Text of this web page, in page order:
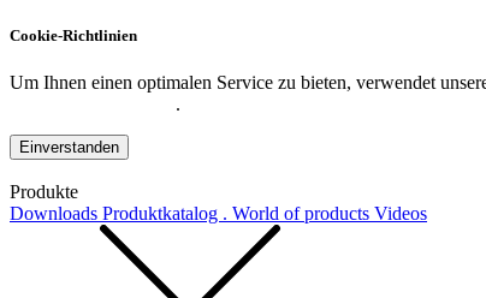
Cookie-Richtlinien
Um Ihnen einen optimalen Service zu bieten, verwendet
.
Einverstanden
Produkte
Downloads Produktkatalog . World of products Videos